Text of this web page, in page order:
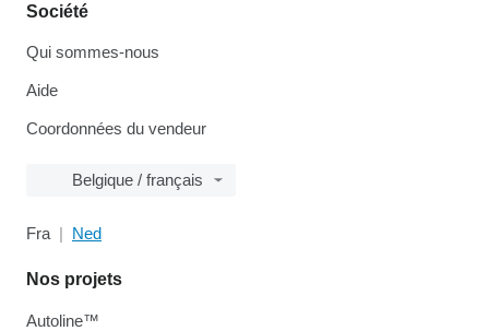
Société
Qui sommes-nous
Aide
Coordonnées du vendeur
Belgique / français
Fra Ned
Nos projets
Autoline™